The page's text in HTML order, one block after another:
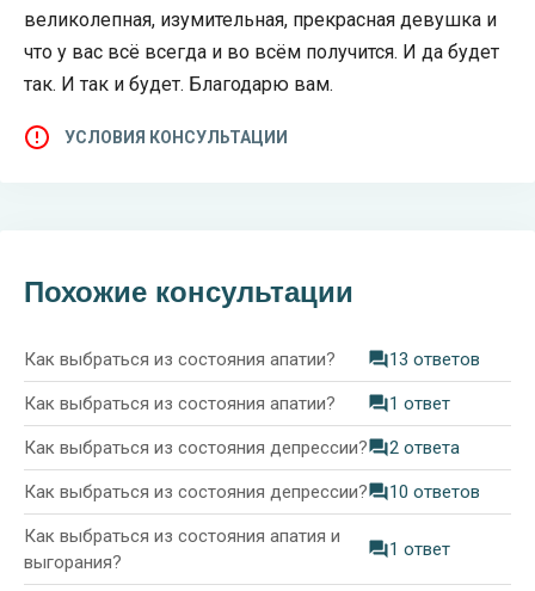
великолепная, изумительная, прекрасная девушка и
что у вас всё всегда и во всём получится. И да будет
так. И так и будет. Благодарю вам.
УСЛОВИЯ КОНСУЛЬТАЦИИ
Похожие консультации
Как выбраться из состояния апатии? 13 ответов
Как выбраться из состояния апатии? 1 ответ
Как выбраться из состояния депрессии? 2 ответа
Как выбраться из состояния депрессии? 10 ответов
Как выбраться из состояния апатия и
выгорания?
1 ответ